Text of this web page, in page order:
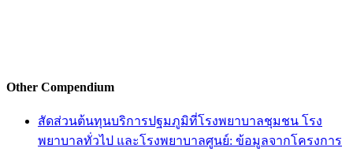
Other Compendium
สัดส่วนต้นทุนบริการปฐมภูมิที่โรงพยาบาลชุมชน โรง
พยาบาลทั่วไป และโรงพยาบาลศูนย์: ข้อมูลจากโครงการ